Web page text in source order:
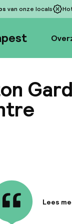
van onze locals
Lees